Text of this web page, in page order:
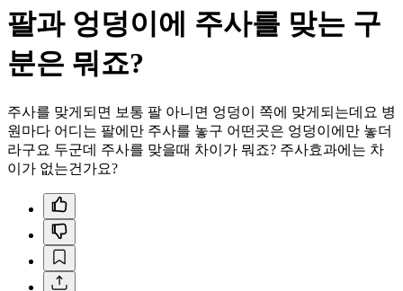
팔과 엉덩이에 주사를 맞는 구
분은 뭐죠?
주사를 맞게되면 보통 팔 아니면 엉덩이 쪽에 맞게되는데요 병
원마다 어디는 팔에만 주사를 놓구 어떤곳은 엉덩이에만 놓더
라구요 두군데 주사를 맞을때 차이가 뭐죠? 주사효과에는 차
이가 없는건가요?